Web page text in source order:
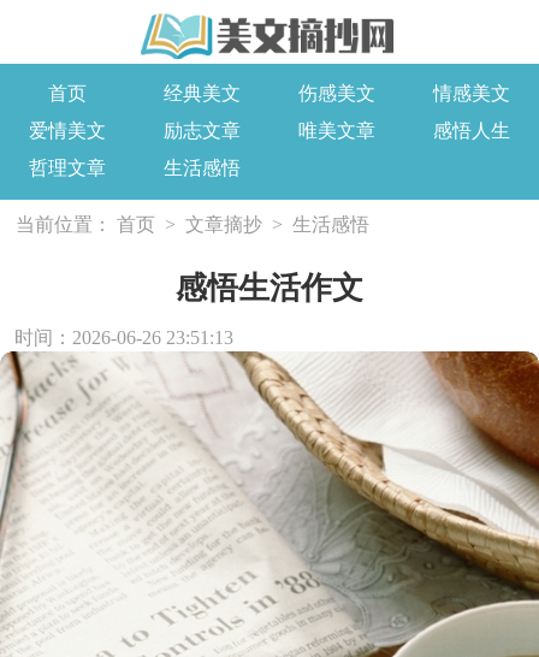
首页 经典美文 伤感美文
情感美文
爱情美文
励志文章 唯美文章
感悟人生
哲理文章
生活感悟
当前位置： 首页 > 文章摘抄 > 生活感悟
感悟生活作文
时间：2026-06-26 23:51:13